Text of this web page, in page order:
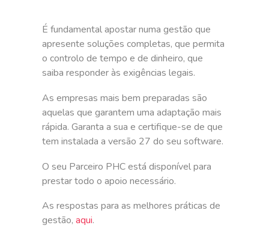
É fundamental apostar numa gestão que
apresente soluções completas, que permita
o controlo de tempo e de dinheiro, que
saiba responder às exigências legais.
As empresas mais bem preparadas são
aquelas que garantem uma adaptação mais
rápida. Garanta a sua e certifique-se de que
tem instalada a versão 27 do seu software.
O seu Parceiro PHC está disponível para
prestar todo o apoio necessário.
As respostas para as melhores práticas de
gestão,aqui.